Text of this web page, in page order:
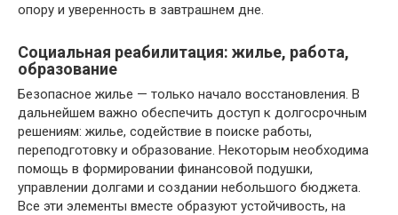
опору и уверенность в завтрашнем дне.
Социальная реабилитация: жилье, работа,
образование
Безопасное жилье — только начало восстановления. В
дальнейшем важно обеспечить доступ к долгосрочным
решениям: жилье, содействие в поиске работы,
переподготовку и образование. Некоторым необходима
помощь в формировании финансовой подушки,
управлении долгами и создании небольшого бюджета.
Все эти элементы вместе образуют устойчивость, на